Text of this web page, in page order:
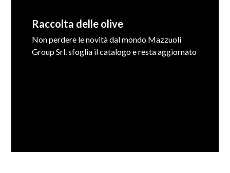
Raccolta delle olive
Non perdere le novità dal mondo Mazzuoli
Group Srl. sfoglia il catalogo e resta aggiornato